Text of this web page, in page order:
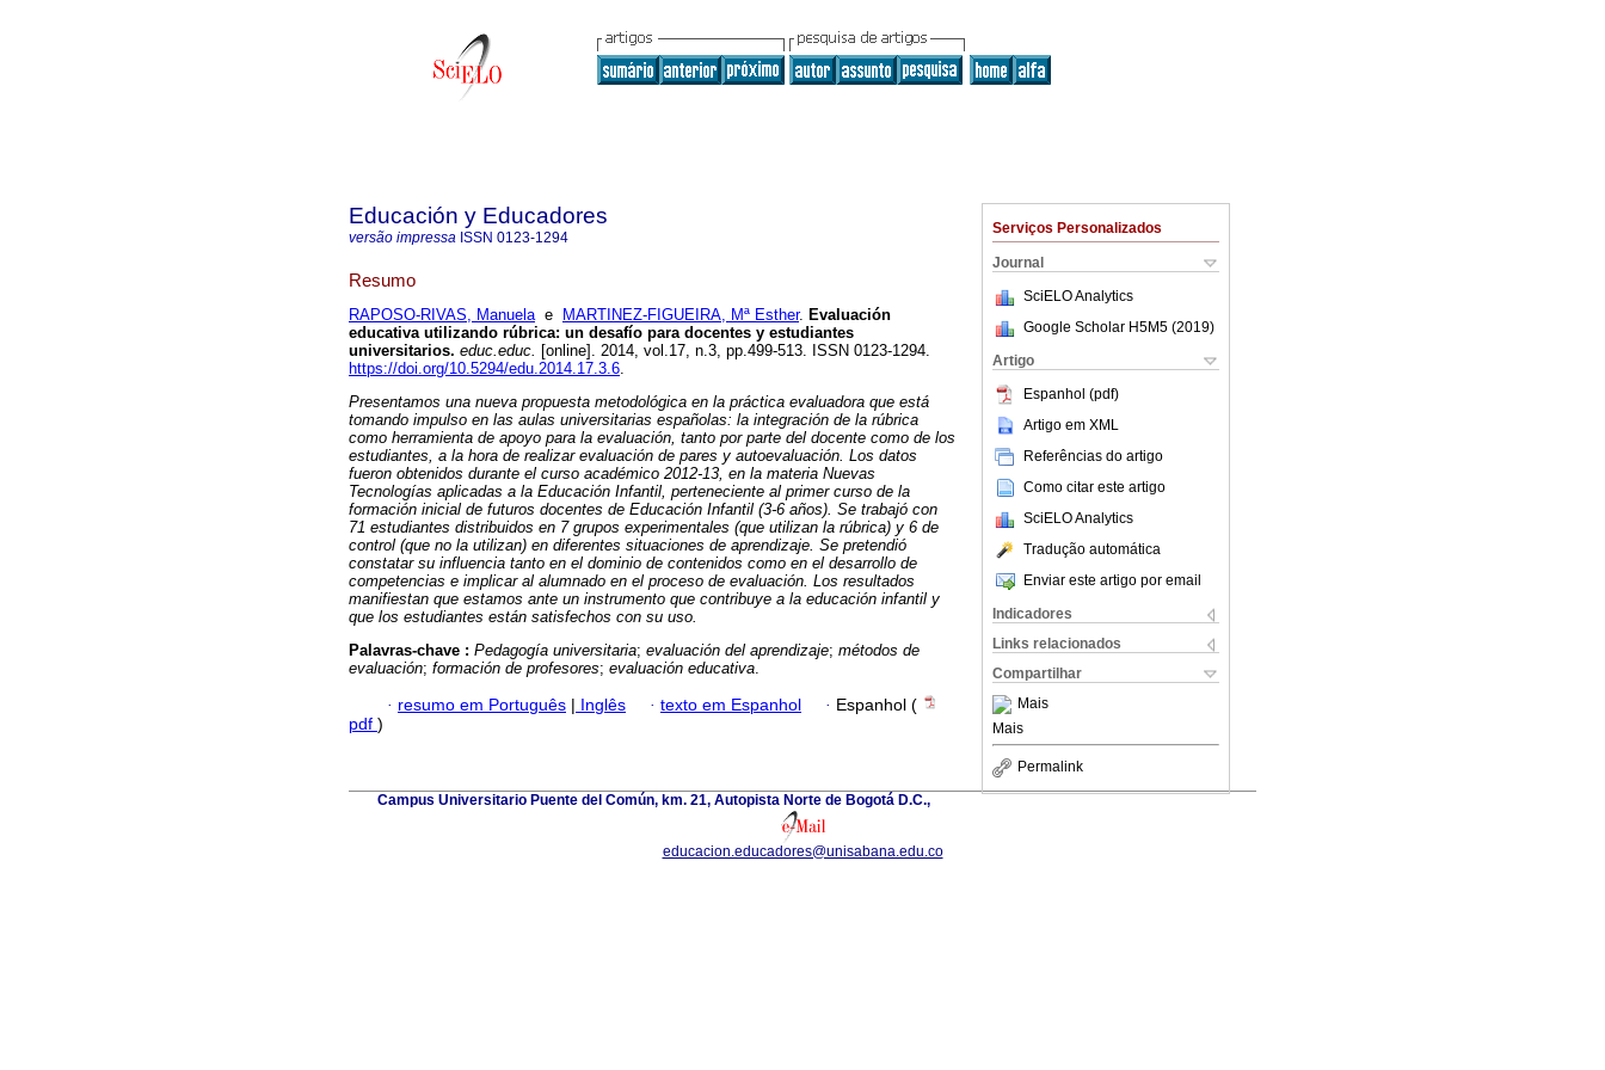
Serviços Personalizados
Journal
SciELO Analytics
Google Scholar H5M5 (2019)
Artigo
Espanhol (pdf)
Artigo em XML
Referências do artigo
Como citar este artigo
SciELO Analytics
Tradução automática
Enviar este artigo por email
Indicadores
Links relacionados
Compartilhar
Mais
Mais
Permalink
Educación y Educadores
versão impressa ISSN 0123-1294
Resumo
RAPOSO-RIVAS, Manuelae MARTINEZ-FIGUEIRA, Mª Esther. Evaluación
educativa utilizando rúbrica: un desafío para docentes y estudiantes
universitarios. educ.educ. [online]. 2014, vol.17, n.3, pp.499-513. ISSN 0123-1294.
https://doi.org/10.5294/edu.2014.17.3.6.
Presentamos una nueva propuesta metodológica en la práctica evaluadora que está
tomando impulso en las aulas universitarias españolas: la integración de la rúbrica
como herramienta de apoyo para la evaluación, tanto por parte del docente como de los
estudiantes, a la hora de realizar evaluación de pares y autoevaluación. Los datos
fueron obtenidos durante el curso académico 2012-13, en la materia Nuevas
Tecnologías aplicadas a la Educación Infantil, perteneciente al primer curso de la
formación inicial de futuros docentes de Educación Infantil (3-6 años). Se trabajó con
71 estudiantes distribuidos en 7 grupos experimentales (que utilizan la rúbrica) y 6 de
control (que no la utilizan) en diferentes situaciones de aprendizaje. Se pretendió
constatar su influencia tanto en el dominio de contenidos como en el desarrollo de
competencias e implicar al alumnado en el proceso de evaluación. Los resultados
manifiestan que estamos ante un instrumento que contribuye a la educación infantil y
que los estudiantes están satisfechos con su uso.
Palavras-chave : Pedagogía universitaria; evaluación del aprendizaje; métodos de
evaluación; formación de profesores; evaluación educativa.
· resumo em Português | Inglês · texto em Espanhol · Espanhol (
pdf )
Campus Universitario Puente del Común, km. 21, Autopista Norte de Bogotá D.C.,
educacion.educadores@unisabana.edu.co